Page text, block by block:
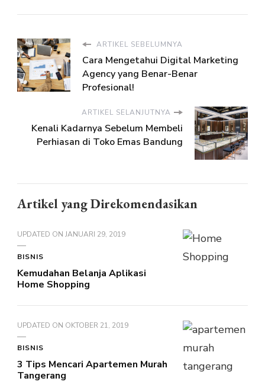
ARTIKEL SEBELUMNYA
Cara Mengetahui Digital Marketing
Agency yang Benar-Benar
Profesional!
ARTIKEL SELANJUTNYA
Kenali Kadarnya Sebelum Membeli
Perhiasan di Toko Emas Bandung
Artikel yang Direkomendasikan
UPDATED ON JANUARI 29, 2019
BISNIS
Kemudahan Belanja Aplikasi
Home Shopping
UPDATED ON OKTOBER 21, 2019
BISNIS
3 Tips Mencari Apartemen Murah
Tangerang